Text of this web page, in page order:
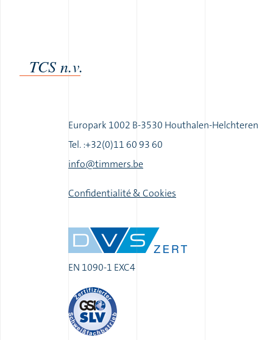
TCS n.v.
Europark 1002 B-3530 Houthalen-Helchteren
|
Tel. :+32(0)11 60 93 60
|
info@timmers.be
Confidentialité & Cookies
EN 1090-1 EXC4